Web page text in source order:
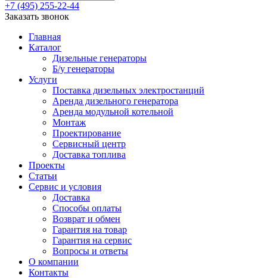
+7 (495) 255-22-44
Заказать звонок
Главная
Каталог
Дизельные генераторы
Б/у генераторы
Услуги
Поставка дизельных электростанций
Аренда дизельного генератора
Аренда модульной котельной
Монтаж
Проектирование
Сервисный центр
Доставка топлива
Проекты
Статьи
Сервис и условия
Доставка
Способы оплаты
Возврат и обмен
Гарантия на товар
Гарантия на сервис
Вопросы и ответы
О компании
Контакты